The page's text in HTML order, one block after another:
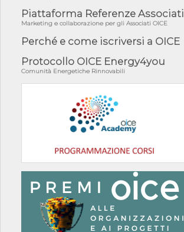
Piattaforma Referenze Associati
Marketing e collaborazione per gli Associati OICE
Perché e come iscriversi a OICE
Protocollo OICE Energy4you
Comunità Energetiche Rinnovabili